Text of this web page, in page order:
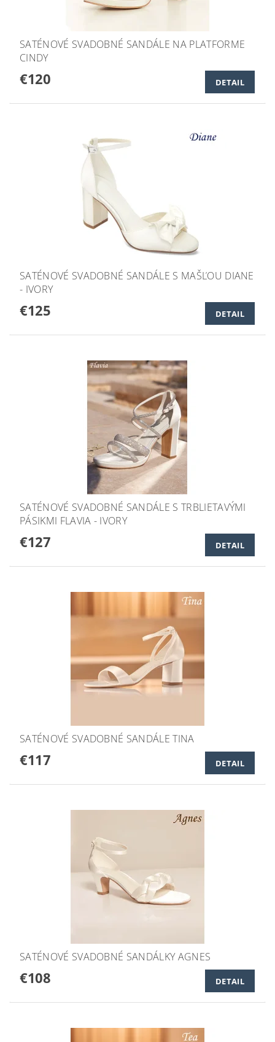
SATÉNOVÉ SVADOBNÉ SANDÁLE NA PLATFORME
CINDY
€120 DETAIL
SATÉNOVÉ SVADOBNÉ SANDÁLE S MAŠĽOU DIANE
- IVORY
€125 DETAIL
SATÉNOVÉ SVADOBNÉ SANDÁLE S TRBLIETAVÝMI
PÁSIKMI FLAVIA - IVORY
€127 DETAIL
SATÉNOVÉ SVADOBNÉ SANDÁLE TINA
€117 DETAIL
SATÉNOVÉ SVADOBNÉ SANDÁLKY AGNES
€108 DETAIL